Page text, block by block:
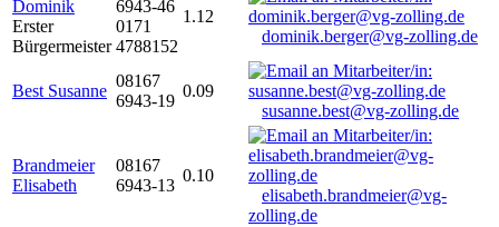
Dominik
Erster
Bürgermeister
6943-46
0171
4788152
1.12
dominik.berger@vg-zolling.de
Best Susanne
08167
6943-19
0.09
susanne.best@vg-zolling.de
Brandmeier
Elisabeth
08167
6943-13
0.10
elisabeth.brandmeier@vg-
zolling.de